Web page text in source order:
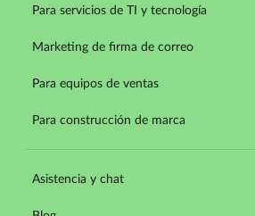
Para servicios de TI y tecnología
Marketing de firma de correo
Para equipos de ventas
Para construcción de marca
Asistencia y chat